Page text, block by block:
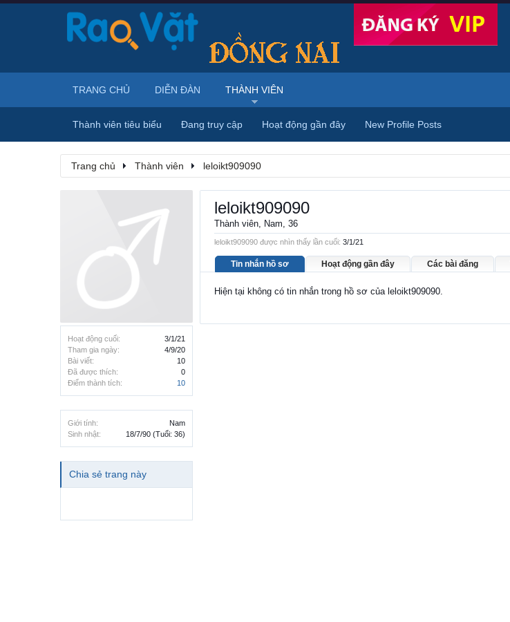
Trang chủ Thành viên leloikt909090
Hoạt động cuối:
3/1/21
Tham gia ngày:
4/9/20
Bài viết:
10
Đã được thích:
0
Điểm thành tích:
10
Giới tính:
Nam
Sinh nhật:
18/7/90 (Tuổi: 36)
Chia sẻ trang này
leloikt909090
Thành viên, Nam, 36
leloikt909090 được nhìn thấy lần cuối: 3/1/21
Tin nhắn hồ sơ Hoạt động gần đây Các bài đăng
Hiện tại không có tin nhắn trong hồ sơ của leloikt909090.
TRANG CHỦ DIỄN ĐÀN THÀNH VIÊN
Thành viên tiêu biểu Đang truy cập Hoạt động gần đây New Profile Posts